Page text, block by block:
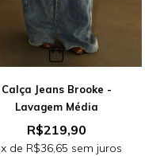
Calça Jeans Brooke -
Lavagem Média
R$219,90
x de R$36,65 sem juros